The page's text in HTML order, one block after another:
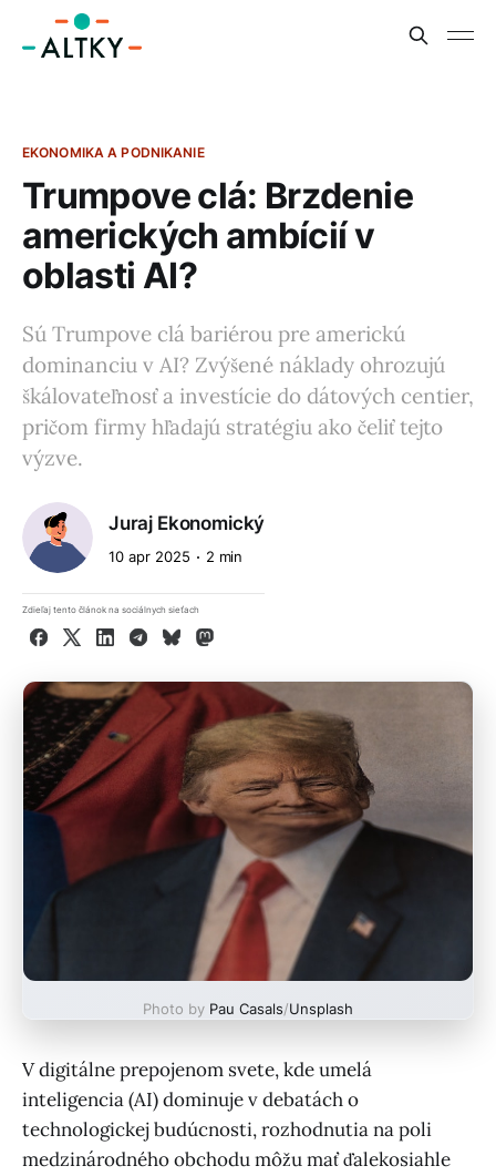
EKONOMIKA A PODNIKANIE
Trumpove clá: Brzdenie
amerických ambícií v
oblasti AI?
Sú Trumpove clá bariérou pre americkú
dominanciu v AI? Zvýšené náklady ohrozujú
škálovateľnosť a investície do dátových centier,
pričom firmy hľadajú stratégiu ako čeliť tejto
výzve.
Juraj Ekonomický
10 apr 2025 2 min
Zdieľaj tento článok na sociálnych sieťach
Facebook
X LinkedInTelegram
BlueskyMastodon
Photo by Pau Casals/Unsplash
V digitálne prepojenom svete, kde umelá
inteligencia (AI) dominuje v debatách o
technologickej budúcnosti, rozhodnutia na poli
medzinárodného obchodu môžu mať ďalekosiahle